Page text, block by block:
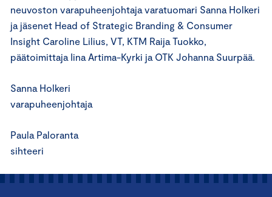
neuvoston varapuheenjohtaja varatuomari Sanna Holkeri
ja jäsenet Head of Strategic Branding & Consumer
Insight Caroline Lilius, VT, KTM Raija Tuokko,
päätoimittaja Iina Artima-Kyrki ja OTK Johanna Suurpää.
Sanna Holkeri
varapuheenjohtaja
Paula Paloranta
sihteeri